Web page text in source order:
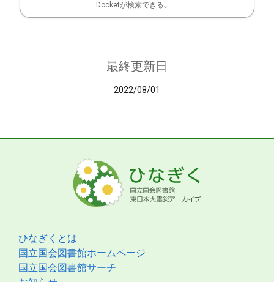
Docketが検索できる。
最終更新日
2022/08/01
ひなぎくとは
国立国会図書館ホームページ
国立国会図書館サーチ